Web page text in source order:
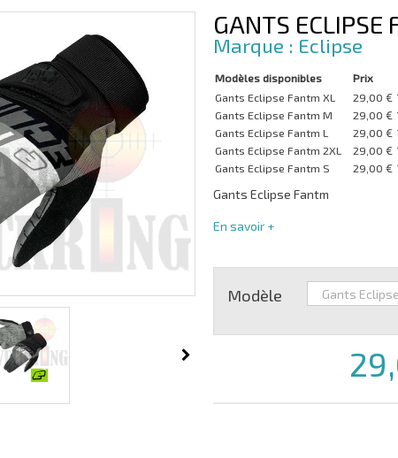
GANTS ECLIPSE
Eclipse
Modèles disponibles Prix
Gants Eclipse Fantm XL
29,00 €
Gants Eclipse Fantm M
29,00 €
Gants Eclipse Fantm L
29,00 €
Gants Eclipse Fantm 2XL
29,00 €
Gants Eclipse Fantm S
29,00 €
Gants Eclipse Fantm
En savoir +
Modèle